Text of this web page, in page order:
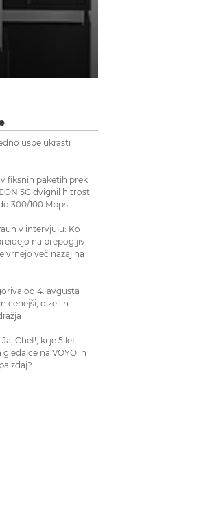
uspe ukrasti
fiksnih paketih prek
5G dvignil hitrost
300/100 Mbps
v intervjuju: Ko
na prepogljiv
vrnejo več nazaj na
od 4. avgusta
cenejši, dizel in
Chef!, ki je 5 let
gledalce na VOYO in
zdaj?